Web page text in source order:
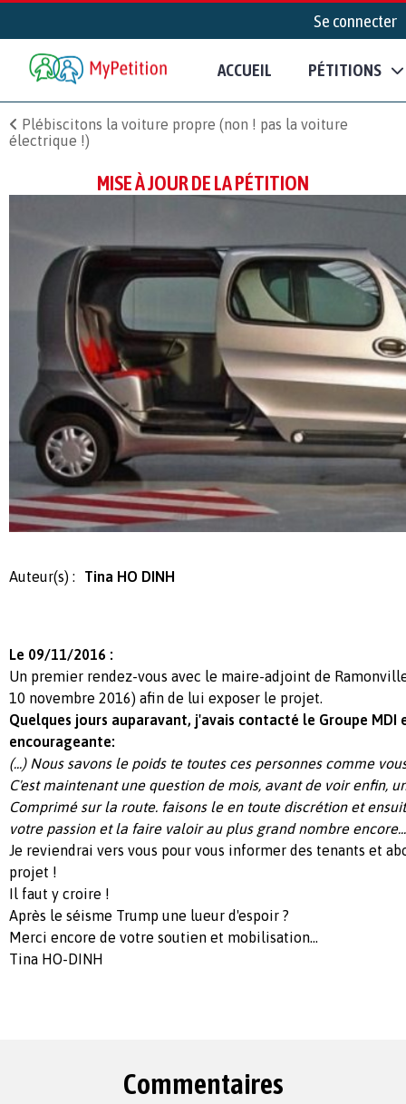
Se connecter
ACCUEIL PÉTITIONS
Plébiscitons la voiture propre (non ! pas la voiture
électrique !)
MISE À JOUR DE LA PÉTITION
Auteur(s) : Tina HO DINH
Le 09/11/2016 :
Un premier rendez-vous avec le maire-adjoint de
10 novembre 2016) afin de lui exposer le projet.
Quelques jours auparavant, j'avais contacté le Groupe MDI
encourageante:
(...) Nous savons le poids te toutes ces personnes comme
C'est maintenant une question de mois, avant de voir enfin,
Comprimé sur la route. faisons le en toute discrétion et
votre passion et la faire valoir au plus grand nombre encore...
Je reviendrai vers vous pour vous informer des tenants et
projet !
Il faut y croire !
Après le séisme Trump une lueur d'espoir ?
Merci encore de votre soutien et mobilisation...
Tina HO-DINH
Commentaires